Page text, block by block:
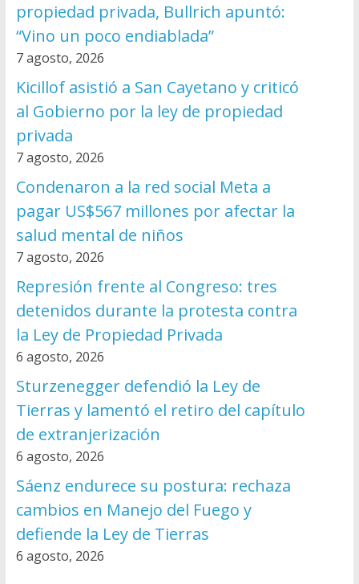
propiedad privada, Bullrich apuntó:
“Vino un poco endiablada”
7 agosto, 2026
Kicillof asistió a San Cayetano y criticó
al Gobierno por la ley de propiedad
privada
7 agosto, 2026
Condenaron a la red social Meta a
pagar US$567 millones por afectar la
salud mental de niños
7 agosto, 2026
Represión frente al Congreso: tres
detenidos durante la protesta contra
la Ley de Propiedad Privada
6 agosto, 2026
Sturzenegger defendió la Ley de
Tierras y lamentó el retiro del capítulo
de extranjerización
6 agosto, 2026
Sáenz endurece su postura: rechaza
cambios en Manejo del Fuego y
defiende la Ley de Tierras
6 agosto, 2026